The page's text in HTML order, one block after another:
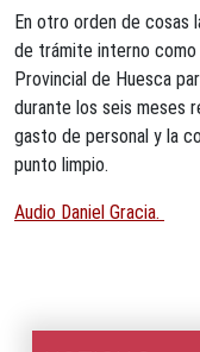
En otro orden de cosas
de trámite interno como
Provincial de Huesca
durante los seis meses
gasto de personal y la
punto limpio.
Audio Daniel Gracia.